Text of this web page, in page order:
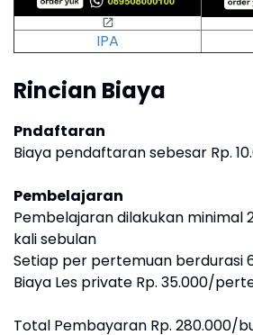
IPA
Rincian Biaya
Pndaftaran
Biaya pendaftaran sebesar Rp.
Pembelajaran
Pembelajaran dilakukan minimal
kali sebulan
Setiap per pertemuan berdurasi
Biaya Les private Rp. 35.000/
Total Pembayaran Rp. 280.000/